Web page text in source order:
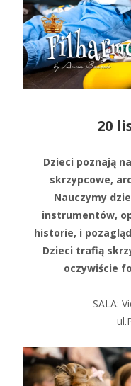
20
Dzieci poznają
skrzypcowe,
Nauczymy
instrumentów,
historie, i
Dzieci trafią
oczywiście
SALA: